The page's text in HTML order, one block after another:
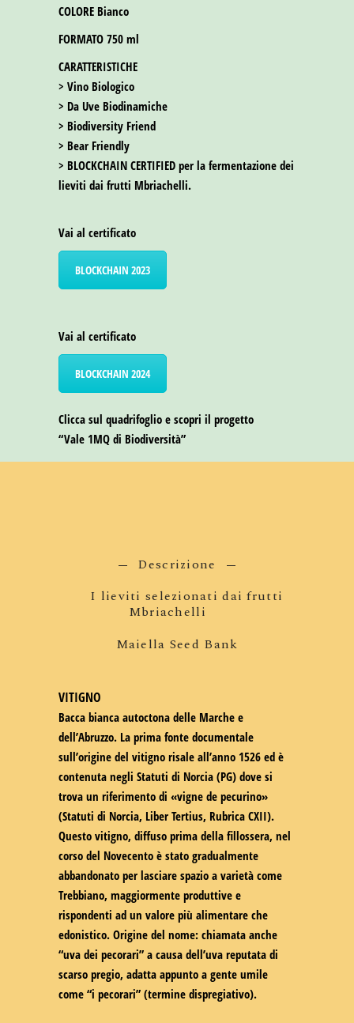
COLORE Bianco
FORMATO 750 ml
CARATTERISTICHE
> Vino Biologico
> Da Uve Biodinamiche
> Biodiversity Friend
> Bear Friendly
> BLOCKCHAIN CERTIFIED per la fermentazione dei
lieviti dai frutti Mbriachelli.
Vai al certificato
BLOCKCHAIN 2023
Vai al certificato
BLOCKCHAIN 2024
Clicca sul quadrifoglio e scopri il progetto
“Vale 1MQ di Biodiversità”
Descrizione
I lieviti selezionati dai frutti
Mbriachelli
Maiella Seed Bank
VITIGNO
Bacca bianca autoctona delle Marche e
dell’Abruzzo. La prima fonte documentale
sull’origine del vitigno risale all’anno 1526 ed è
contenuta negli Statuti di Norcia (PG) dove si
trova un riferimento di «vigne de pecurino»
(Statuti di Norcia, Liber Tertius, Rubrica CXII).
Questo vitigno, diffuso prima della fillossera, nel
corso del Novecento è stato gradualmente
abbandonato per lasciare spazio a varietà come
Trebbiano, maggiormente produttive e
rispondenti ad un valore più alimentare che
edonistico. Origine del nome: chiamata anche
“uva dei pecorari” a causa dell’uva reputata di
scarso pregio, adatta appunto a gente umile
come “i pecorari” (termine dispregiativo).